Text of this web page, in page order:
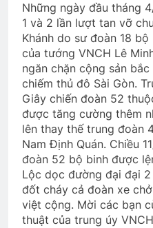
Kỷ Yếu
2 Years Ago
LỜI YÊU
3 Years Ago
CTBCTY
3 Years Ago
Những ngày đầu tháng
1 và 2 lần lượt tan vỡ
Khánh do sư đoàn 18
của tướng VNCH Lê
ngăn chặn cộng sản
chiếm thủ đô Sài Gòn.
Giây chiến đoàn 52
được tăng cường thêm
lên thay thế trung đoàn
Nam Định Quán. Chiều
đoàn 52 bộ binh được
Lộc dọc đường đại đại
đốt cháy cả đoàn xe
việt cộng. Mời các bạn
thuật của trung úy